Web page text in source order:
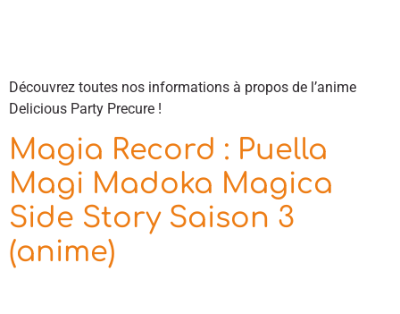
Découvrez toutes nos informations à propos de l’anime
Delicious Party Precure !
Magia Record : Puella
Magi Madoka Magica
Side Story Saison 3
(anime)